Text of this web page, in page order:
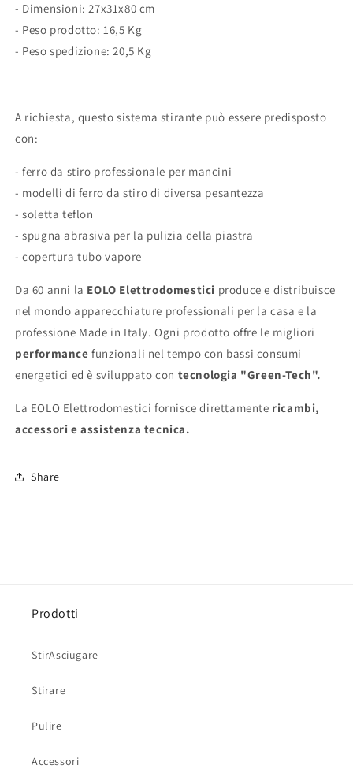
- Dimensioni: 27x31x80 cm
- Peso prodotto: 16,5 Kg
- Peso spedizione: 20,5 Kg
A richiesta, questo sistema stirante può essere predisposto
con:
- ferro da stiro professionale per mancini
- modelli di ferro da stiro di diversa pesantezza
- soletta teflon
- spugna abrasiva per la pulizia della piastra
- copertura tubo vapore
Da 60 anni la EOLO Elettrodomestici produce e distribuisce
nel mondo apparecchiature professionali per la casa e la
professione Made in Italy. Ogni prodotto offre le migliori
performance funzionali nel tempo con bassi consumi
energetici ed è sviluppato con tecnologia "Green-Tech".
La EOLO Elettrodomestici fornisce direttamente ricambi,
accessori e assistenza tecnica.
Share
Prodotti
StirAsciugare
Stirare
Pulire
Accessori